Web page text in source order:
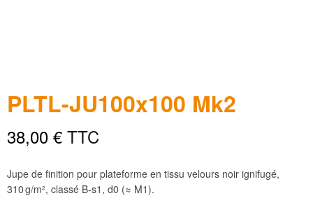
PLTL-JU100x100 Mk2
38,00 € TTC
Jupe de finition pour plateforme en tissu velours noir ignifugé,
310 g/m², classé B-s1, d0 (≈ M1).